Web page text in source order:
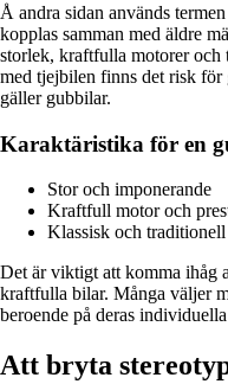
Å andra sidan används
kopplas samman med äldre
storlek, kraftfulla motorer och
med tjejbilen finns det risk för
gäller gubbilar.
Karaktäristika för en
Stor och imponerande
Kraftfull motor och
Klassisk och traditionell
Det är viktigt att komma ihåg
kraftfulla bilar. Många väljer
beroende på deras
Att bryta